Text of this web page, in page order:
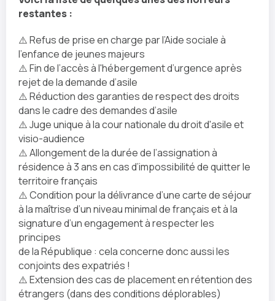
restantes :
⚠️ Refus de prise en charge par l’Aide sociale à
l’enfance de jeunes majeurs
⚠️ Fin de l’accès à l'hébergement d’urgence après
rejet de la demande d’asile
⚠️ Réduction des garanties de respect des droits
dans le cadre des demandes d’asile
⚠️ Juge unique à la cour nationale du droit d'asile et
visio-audience
⚠️ Allongement de la durée de l’assignation à
résidence à 3 ans en cas d’impossibilité de quitter le
territoire français
⚠️ Condition pour la délivrance d’une carte de séjour
à la maîtrise d’un niveau minimal de français et à la
signature d’un engagement à respecter les
principes
de la République : cela concerne donc aussi les
conjoints des expatriés !
⚠️ Extension des cas de placement en rétention des
étrangers (dans des conditions déplorables)